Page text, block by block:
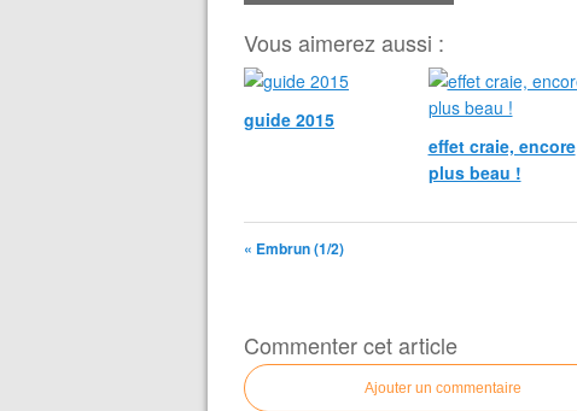
Vous aimerez aussi :
guide 2015
effet craie, encore
plus beau !
« Embrun (1/2)
Commenter cet article
Ajouter un commentaire